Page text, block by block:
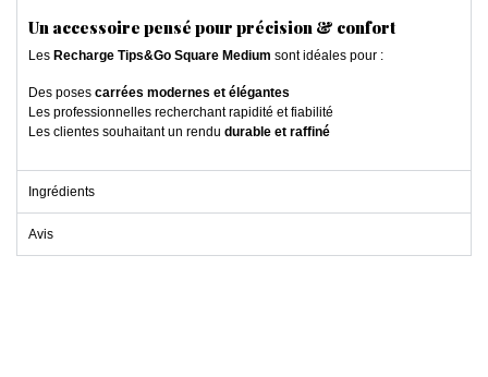
Un accessoire pensé pour précision & confort
Les Recharge Tips&Go Square Medium sont idéales pour :
Des poses carrées modernes et élégantes
Les professionnelles recherchant rapidité et fiabilité
Les clientes souhaitant un rendu durable et raffiné
Ingrédients
Avis